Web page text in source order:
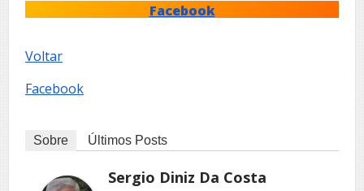
Facebook
Voltar
Facebook
Sobre Últimos Posts
Sergio Diniz Da Costa